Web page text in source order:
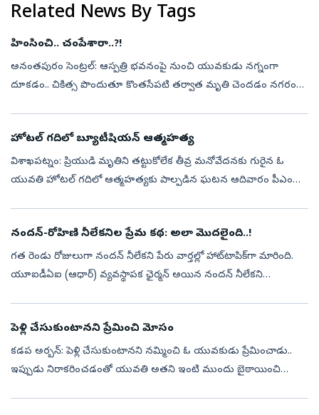
Related News By Tags
హింసించి.. చంపేశారా..?!
అనంతపురం సెంట్రల్‌: ఆస్పత్రి భవనంపై నుంచి యువకుడు నగ్నంగా
దూకడం.. చికిత్స పొందుతూ కొంతసేపటి తర్వాత మృతి చెందడం నగరంలో
హోటల్‌ గదిలో బ్యూటీషియన్‌ ఆత్మహత్య
విశాఖపట్నం: ప్రియుడి మృతిని తట్టుకోలేక తీవ్ర మనోవేదనకు గురైన ఓ
యువతి హోటల్‌ గదిలో ఆత్మహత్యకు పాల్పడిన ఘటన ఆదివారం పీఎం
నందన్-రోహిణి నీలేకనిల ప్రేమ కథ: అలా మొదలైంది..!
గత రెండు రోజులుగా నందన్‌ నీలేకని పేరు వార్తల్లో హాట్‌టాపిక్‌గా మారింది.
యూఐడీఏఐ (ఆధార్) వ్యవస్థాపక ఛైర్మన్ అయిన నందన్ నీలేకని
పెళ్లి చేసుకుంటానని ప్రేమించి మోసం
కడప అర్బన్‌: పెళ్లి చేసుకుంటానని నమ్మించి ఓ యువకుడు ప్రేమించాడు..
ఇప్పుడు నిరాకరించడంతో యువతి అతని ఇంటి ముందు బైఠాయించి